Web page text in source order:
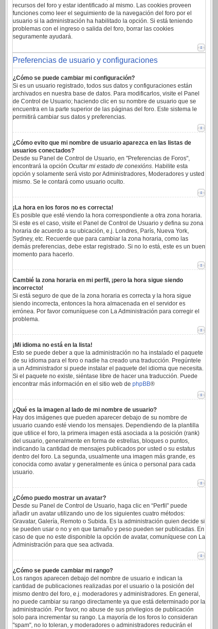
recursos del foro y estar identificado al mismo. Las cookies proveen
funciones como leer el seguimiento de la navegación del foro por el
usuario si la administración ha habilitado la opción. Si está teniendo
problemas con el ingreso o salida del foro, borrar las cookies
seguramente ayudará.
Preferencias de usuario y configuraciones
¿Cómo se puede cambiar mi configuración?
Si es un usuario registrado, todos sus datos y configuraciones están
archivados en nuestra base de datos. Para modificarlos, visite el Panel
de Control de Usuario; haciendo clic en su nombre de usuario que se
encuentra en la parte superior de las páginas del foro. Este sistema le
permitirá cambiar sus datos y preferencias.
¿Cómo evito que mi nombre de usuario aparezca en las listas de
usuarios conectados?
Desde su Panel de Control de Usuario, en "Preferencias de Foros",
encontrará la opción Ocultar mi estado de conexións. Habilite esta
opción y solamente será visto por Administradores, Moderadores y usted
mismo. Se le contará como usuario oculto.
¡La hora en los foros no es correcta!
Es posible que esté viendo la hora correspondiente a otra zona horaria.
Si este es el caso, visite el Panel de Control de Usuario y defina su zona
horaria de acuerdo a su ubicación, e.j. Londres, París, Nueva York,
Sydney, etc. Recuerde que para cambiar la zona horaria, como las
demás preferencias, debe estar registrado. Si no lo está, este es un buen
momento para hacerlo.
Cambié la zona horaria en mi perfil, ¡pero la hora sigue siendo
incorrecto!
Si está seguro de que de la zona horaria es correcta y la hora sigue
siendo incorrecta, entonces la hora almacenada en el servidor es
errónea. Por favor comuníquese con La Administración para corregir el
problema.
¡Mi idioma no está en la lista!
Esto se puede deber a que la administración no ha instalado el paquete
de su idioma para el foro o nadie ha creado una traducción. Pregúntele
a un Administrador si puede instalar el paquete del idioma que necesita.
Si el paquete no existe, siéntase libre de hacer una traducción. Puede
encontrar más información en el sitio web de phpBB®
¿Qué es la imagen al lado de mi nombre de usuario?
Hay dos imágenes que pueden aparecer debajo de su nombre de
usuario cuando esté viendo los mensajes. Dependiendo de la plantilla
que utilice el foro, la primera imagen está asociada a la posición (rank)
del usuario, generalmente en forma de estrellas, bloques o puntos,
indicando la cantidad de mensajes publicados por usted o su estatus
dentro del foro. La segunda, usualmente una imagen más grande, es
conocida como avatar y generalmente es única o personal para cada
usuario.
¿Cómo puedo mostrar un avatar?
Desde su Panel de Control de Usuario, haga clic en “Perfil” puede
añadir un avatar utilizando uno de los siguientes cuatro métodos:
Gravatar, Galería, Remoto o Subida. Es la administración quien decide si
se pueden usar o no y en que tamaño y peso pueden ser publicadas. En
caso de que no este disponible la opción de avatar, comuníquese con La
Administración para que sea activada.
¿Cómo se puede cambiar mi rango?
Los rangos aparecen debajo del nombre de usuario e indican la
cantidad de publicaciones realizadas por el usuario o la posición del
mismo dentro del foro, e.j. moderadores y administradores. En general,
no puede cambiar su rango directamente ya que está determinado por la
administración. Por favor, no abuse de sus privilegios de publicación
solo para incrementar su rango. La mayoría de los foros lo consideran
"spam", no lo toleran, y moderadores o administradores reducirán el